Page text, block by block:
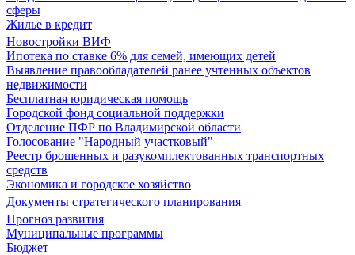
сферы
Жилье в кредит
Новостройки ВИФ
Ипотека по ставке 6% для семей, имеющих детей
Выявление правообладателей ранее учтенных объектов
недвижимости
Бесплатная юридическая помощь
Городской фонд социальной поддержки
Отделение ПФР по Владимирской области
Голосование "Народный участковый"
Реестр брошенных и разукомплектованных транспортных
средств
Экономика и городское хозяйство
Документы стратегического планирования
Прогноз развития
Муниципальные программы
Бюджет